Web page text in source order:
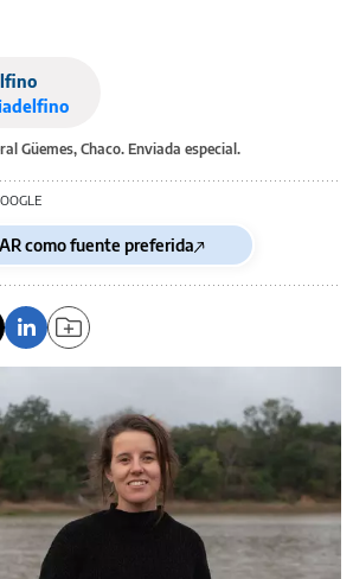
Güemes, Chaco. Enviada especial.
como fuente preferida